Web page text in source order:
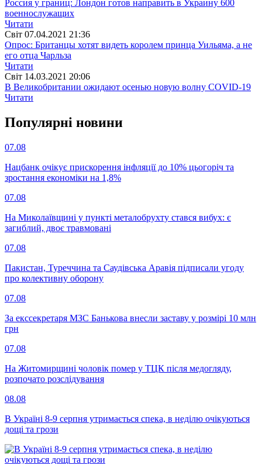
Россия у границ: Лондон готов направить в Украину 600
военнослужащих
Читати
Свiт 07.04.2021 21:36
Опрос: Британцы хотят видеть королем принца Уильяма, а не
его отца Чарльза
Читати
Свiт 14.03.2021 20:06
В Великобритании ожидают осенью новую волну COVID-19
Читати
Популярнi новини
07.08
Нацбанк очікує прискорення інфляції до 10% цьогоріч та
зростання економіки на 1,8%
07.08
На Миколаївщині у пункті металобрухту стався вибух: є
загиблий, двоє травмовані
07.08
Пакистан, Туреччина та Саудівська Аравія підписали угоду
про колективну оборону
07.08
За екссекретаря МЗС Банькова внесли заставу у розмірі 10 млн
грн
07.08
На Житомирщині чоловік помер у ТЦК після медогляду,
розпочато розслідування
08.08
В Україні 8-9 серпня утримається спека, в неділю очікуються
дощі та грози